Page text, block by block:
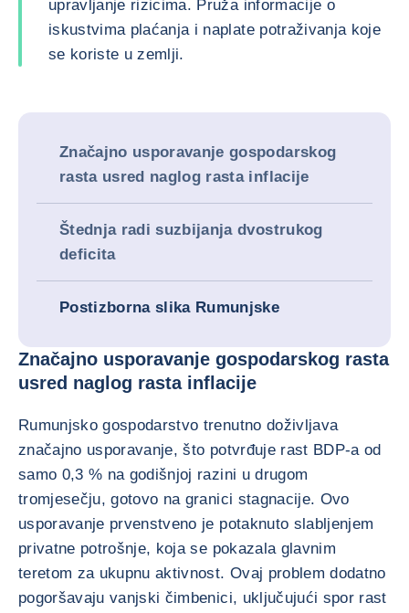
upravljanje rizicima. Pruža informacije o
iskustvima plaćanja i naplate potraživanja koje
se koriste u zemlji.
Značajno usporavanje gospodarskog
rasta usred naglog rasta inflacije
Štednja radi suzbijanja dvostrukog
deficita
Postizborna slika Rumunjske
Značajno usporavanje gospodarskog rasta
usred naglog rasta inflacije
Rumunjsko gospodarstvo trenutno doživljava
značajno usporavanje, što potvrđuje rast BDP-a od
samo 0,3 % na godišnjoj razini u drugom
tromjesečju, gotovo na granici stagnacije. Ovo
usporavanje prvenstveno je potaknuto slabljenjem
privatne potrošnje, koja se pokazala glavnim
teretom za ukupnu aktivnost. Ovaj problem dodatno
pogoršavaju vanjski čimbenici, uključujući spor rast